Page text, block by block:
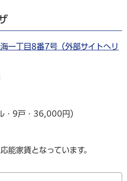
一丁目8番7号（外部サイトへリ
・9戸・36,000円）
能家賃となっています。